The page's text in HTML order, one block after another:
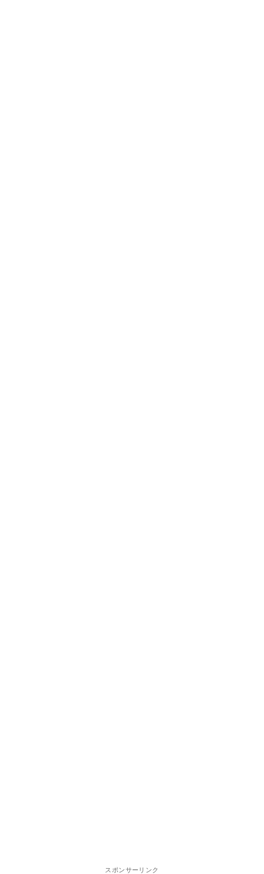
スポンサーリンク